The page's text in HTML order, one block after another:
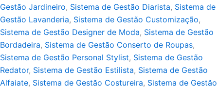
Gestão Jardineiro, Sistema de Gestão Diarista, Sistema de
Gestão Lavanderia, Sistema de Gestão Customização,
Sistema de Gestão Designer de Moda, Sistema de Gestão
Bordadeira, Sistema de Gestão Conserto de Roupas,
Sistema de Gestão Personal Stylist, Sistema de Gestão
Redator, Sistema de Gestão Estilista, Sistema de Gestão
Alfaiate, Sistema de Gestão Costureira, Sistema de Gestão